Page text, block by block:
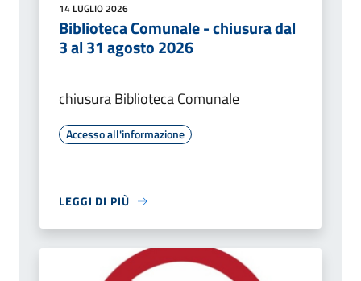
14 LUGLIO 2026
Biblioteca Comunale - chiusura dal
3 al 31 agosto 2026
chiusura Biblioteca Comunale
Accesso all'informazione
LEGGI DI PIÙ